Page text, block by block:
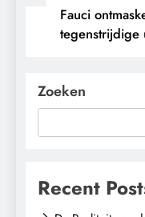
Fauci
tegenstrijdige
Zoeken
Recent